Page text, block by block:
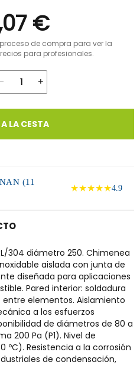
€
de compra para ver la
para profesionales.
LA CESTA
(11
★★★★★4.9
304 diámetro 250. Chimenea
aislada con junta de
diseñada para aplicaciones
Pared interior: soldadura
elementos. Aislamiento
a los esfuerzos
de diámetros de 80 a
200 Pa (P1). Nivel de
Resistencia a la corrosión
de condensación,